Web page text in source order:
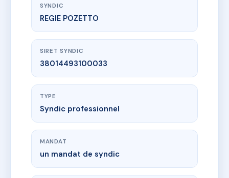
SYNDIC
REGIE POZETTO
SIRET SYNDIC
38014493100033
TYPE
Syndic professionnel
MANDAT
un mandat de syndic